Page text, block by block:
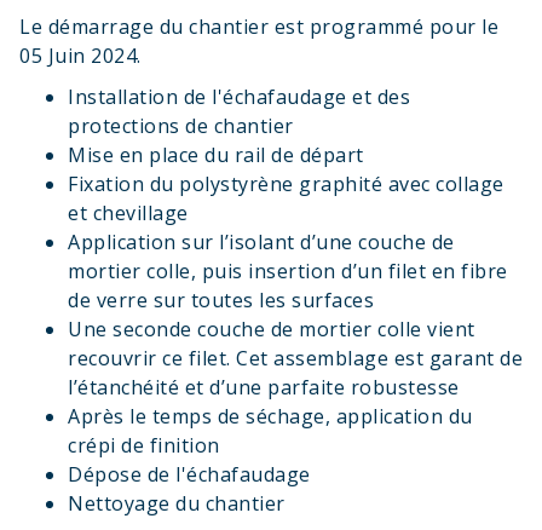
Le démarrage du chantier est programmé pour le
05 Juin 2024.
Installation de l'échafaudage et des
protections de chantier
Mise en place du rail de départ
Fixation du polystyrène graphité avec collage
et chevillage
Application sur l’isolant d’une couche de
mortier colle, puis insertion d’un filet en fibre
de verre sur toutes les surfaces
Une seconde couche de mortier colle vient
recouvrir ce filet. Cet assemblage est garant de
l’étanchéité et d’une parfaite robustesse
Après le temps de séchage, application du
crépi de finition
Dépose de l'échafaudage
Nettoyage du chantier